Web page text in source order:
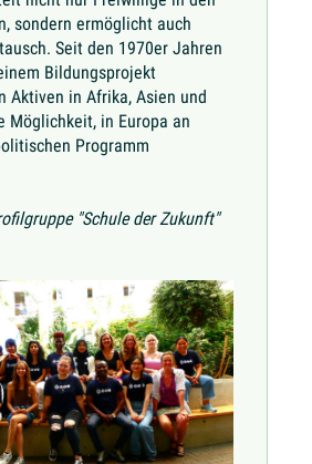
sondern ermöglicht auch
Seit den 1970er Jahren
Bildungsprojekt
Aktiven in Afrika, Asien und
Möglichkeit, in Europa an
Programm
"Schule der Zukunft"